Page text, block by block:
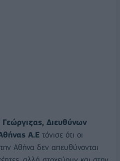
Γεώργιζας, Διευθύνων
Α.Ε τόνισε ότι οι
Αθήνα δεν απευθύνονται